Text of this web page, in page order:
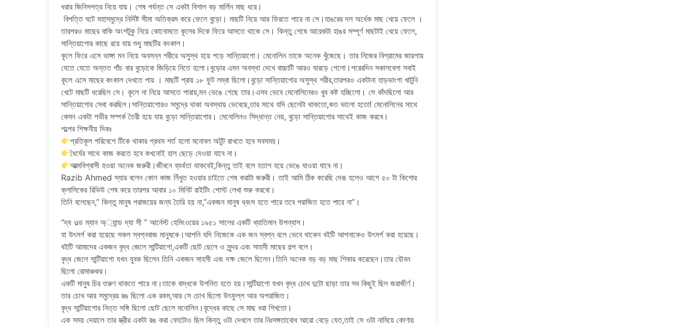
ধরার জিনিসপত্র নিয়ে যায়। শেষ পর্যন্ত সে একটা বিশাল বড় মার্লিন মাছ ধরে।
বিপত্তি ঘটে মহাসমুদ্রে নির্দিষ্ট সীমা অতিক্রম করে ফেলে বুড়ো। মাছটি নিয়ে আর ফিরতে পারে না সে।হাঙরের দল অর্ধেক মাছ খেয়ে ফেলে ।
তারপরও মাছের বাকি অংশটুকু নিয়ে কোনোমতে কূলের দিকে ফিরে আসতে থাকে সে। কিন্তু শেষে আরেকটা হাঙর সম্পূর্ণ মাছটাই খেয়ে ফেলে,
সান্তিয়াগোর কাছে রয়ে যায় শুধু মাছটির কংকাল।
কূলে ফিরে এসে ভাঙ্গা মন নিয়ে অবসন্ন শরীরে অসুস্থ হয়ে পড়ে সান্তিয়াগো। মেনোলিন তাকে অনেক খুঁজেছে। তার নিজের বিশ্রামের জায়গায়
যেতে যেতে অন্তত পাঁচ বার বুড়োকে জিড়িয়ে নিতে হলো।বুড়োর এমন অবস্থা দেখে বাচ্চাটি আরও ঘারড়ে গেলো।পরেরদিন সকালবেলা সবাই
কূলে এসে মাছের কংকাল দেখতে পায় । মাছটি প্রায় ১৮ ফুট লম্বা ছিলো।বুড়ো সান্তিয়াগোর অসুস্থ শরীর,তারপরও একটানা হাড়ভাংগা খাটুনি
খেটে মাছটি ধরেছিল সে। কূলে না নিয়ে আসতে পারায়,মন ভেঙে গেছে তার।এসব ভেবে মেনোলিনেরও খুব কষ্ট হচ্ছিলো। সে কাঁদছিলো আর
সান্তিয়াগোর সেবা করছিল।সান্তিয়াগোরও সমুদ্রে থাকা অবস্থায় ভেবেছে,তার সাথে যদি ছেলেটা থাকতো,কত ভালো হতো! মেনোলিনের সাথে
কেমন একটা গভীর সম্পর্ক তৈরী হয়ে যায় বুড়ো সান্তিয়াগোর। মেনোলিনও সিদ্ধান্ত নেয়, বুড়ো সান্তিয়াগোর সাথেই কাজ করবে।
গল্পের শিক্ষনীয় দিকঃ
প্রতিকূল পরিবেশে টিকে থাকার প্রথম শর্ত হলো মনোবল অটুট রাখতে হবে সবসময়।
ধৈর্যের সাথে কাজ করতে হবে কখনোই হাল ছেড়ে দেওয়া যাবে না।
আত্মবিশ্বাসী হওয়া অনেক জরুরী।জীবনে ব্যর্থতা থাকবেই,কিন্তু তাই বলে হতাশ হয়ে ভেঙে যাওয়া যাবে না।
Razib Ahmed স্যার বলেন কোন কাজ নিঁখুত হওয়ার চাইতে শেষ করাটা জরুরী। তাই আমি ঠিক করেছি দেরূ হলেও আগে ৫০ টা কিশোর
ক্লাসিকের রিভিউ শেষ করে তারপর আবার ১০ মিনিট রাইটিং পোস্ট লেখা শুরু করবো।
তিনি বলেছেন,” কিন্তু মানুষ পরাজয়ের জন্য তৈরি হয় না,”একজন মানুষ ধ্বংস হতে পারে তবে পরাজিত হতে পারে না”।
“দ্য ওল্ড ম্যান অ্্যান্ড দ্যা সী ” আর্নেস্ট হেমিংওয়ের ১৯৫১ সালের একটি খ্যাতিমান উপন্যাস।
যা উৎসর্গ করা হয়েছে সকল স্বপ্নবাজ মানুষকে।আপনি যদি নিজেকে এক জন স্বপ্ন বলে ভেবে থাকেন বইটি আপনাকেও উৎসর্গ করা হয়েছে।
বইটি আমাদের একজন বৃদ্ধ জেলে সান্টিয়াগো,একটি ছোট ছেলে ও সুন্দর এবং সাহসী মাছের গল্প বলে।
বৃদ্ধ জেলে সান্টিয়াগো যখন যুবক ছিলেন তিনি একজন সাহসী এবং দক্ষ জেলে ছিলেন।তিনি অনেক বড় বড় মাছ শিকার করেছেন।তার যৌবন
ছিলো রোমাঞ্চকর।
একটি মানুষ চির তরুণ থাকতে পারে না।তাকে বাদ্ধকে উপনিত হতে হয়।সান্টিয়াগো যখন বৃদ্ধ চোখ দুটো ছাড়া তার সব কিছুই ছিল জরাজীর্ণ।
তার চোখ আর সমুদ্রের রঙ ছিলো এক রকম,আর সে চোখ ছিলো উৎফুল্ল আর অপরাজিত।
বৃদ্ধ সান্টিয়াগোর নিত্ত সঙ্গি ছিলো ছোট ছেলে মনোলিন।বৃদ্ধের কাছে সে মাছ ধরা শিখতো।
এক সময় দেয়ালে তার স্ত্রীর একটা রঙ করা ফোটোও ছিল কিন্তু ওটা দেখলে তার নিঃসঙ্গতাবোধ আরো বেড়ে যেত,তাই সে ওটা নামিয়ে কোণায়